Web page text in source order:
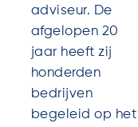
adviseur. De
afgelopen 20
jaar heeft zij
honderden
bedrijven
begeleid op het